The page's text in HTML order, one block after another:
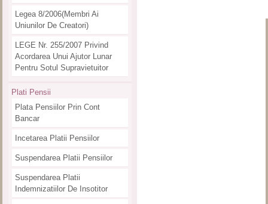
Legea 8/2006(membri Ai
Uniunilor De Creatori)
LEGE Nr. 255/2007 Privind
Acordarea Unui Ajutor Lunar
Pentru Sotul Supravietuitor
Plati Pensii
Plata Pensiilor Prin Cont
Bancar
Incetarea Platii Pensiilor
Suspendarea Platii Pensiilor
Suspendarea Platii
Indemnizatiilor De Insotitor